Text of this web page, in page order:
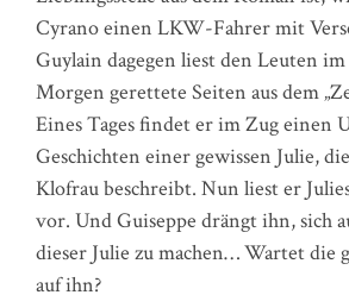
Cyrano einen LKW-Fahrer mit
Guylain dagegen liest den Leuten
Morgen gerettete Seiten aus dem
Eines Tages findet er im Zug einen
Geschichten einer gewissen Julie,
Klofrau beschreibt. Nun liest er
vor. Und Guiseppe drängt ihn, sich
dieser Julie zu machen… Wartet die
auf ihn?